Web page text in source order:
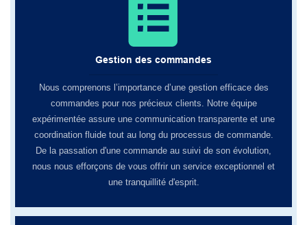
Gestion des commandes
Nous comprenons l’importance d’une gestion efficace des
commandes pour nos précieux clients. Notre équipe
expérimentée assure une communication transparente et une
coordination fluide tout au long du processus de commande.
De la passation d'une commande au suivi de son évolution,
nous nous efforçons de vous offrir un service exceptionnel et
une tranquillité d'esprit.